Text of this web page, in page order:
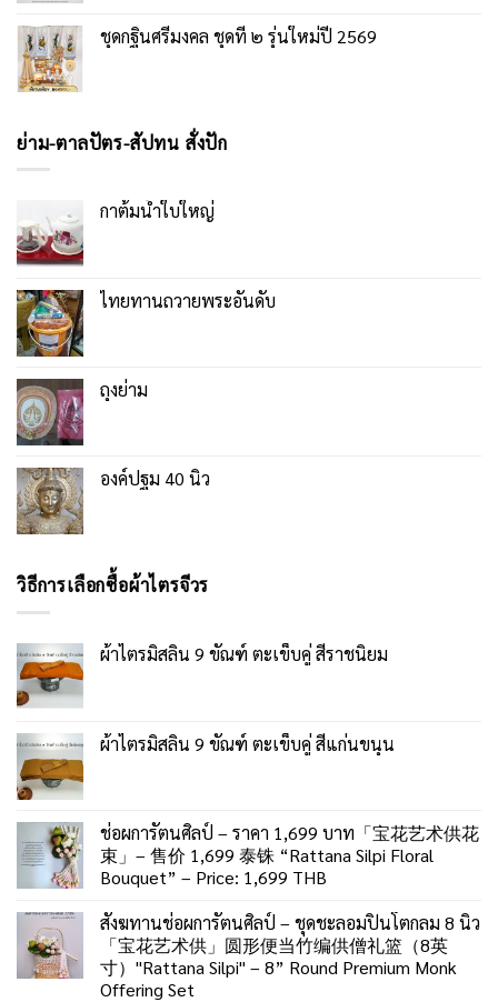
ชุดกฐินศรีมงคล ชุดที่ ๒ รุ่นใหม่ปี 2569
ย่าม-ตาลปัตร-สัปทน สั่งปัก
กาต้มน้ำใบใหญ่
ไทยทานถวายพระอันดับ
ถุงย่าม
องค์ปฐม 40 นิ้ว
วิธีการเลือกซื้อผ้าไตรจีวร
ผ้าไตรมิสลิน 9 ขัณฑ์ ตะเข็บคู่ สีราชนิยม
ผ้าไตรมิสลิน 9 ขัณฑ์ ตะเข็บคู่ สีแก่นขนุน
ช่อผการัตนศิลป์ – ราคา 1,699 บาท「宝花艺术供花
束」– 售价 1,699 泰铢 “Rattana Silpi Floral
Bouquet” – Price: 1,699 THB
สังฆทานช่อผการัตนศิลป์ – ชุดชะลอมปิ่นโตกลม 8 นิ้ว
「宝花艺术供」圆形便当竹编供僧礼篮（8英
寸）"Rattana Silpi" – 8” Round Premium Monk
Offering Set